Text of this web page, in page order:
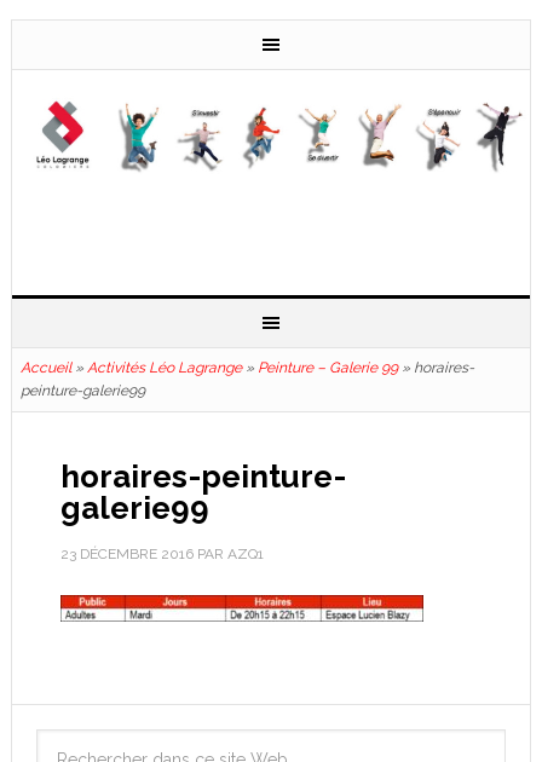
Accueil» Activités Léo Lagrange» Peinture – Galerie 99» horaires-
peinture-galerie99
horaires-peinture-
galerie99
23 DÉCEMBRE 2016PAR AZQ1